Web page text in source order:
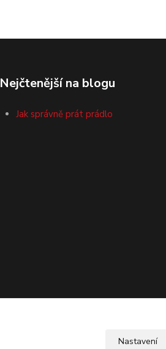
Nejčtenější na blogu
Jak správně prát prádlo
Nastavení